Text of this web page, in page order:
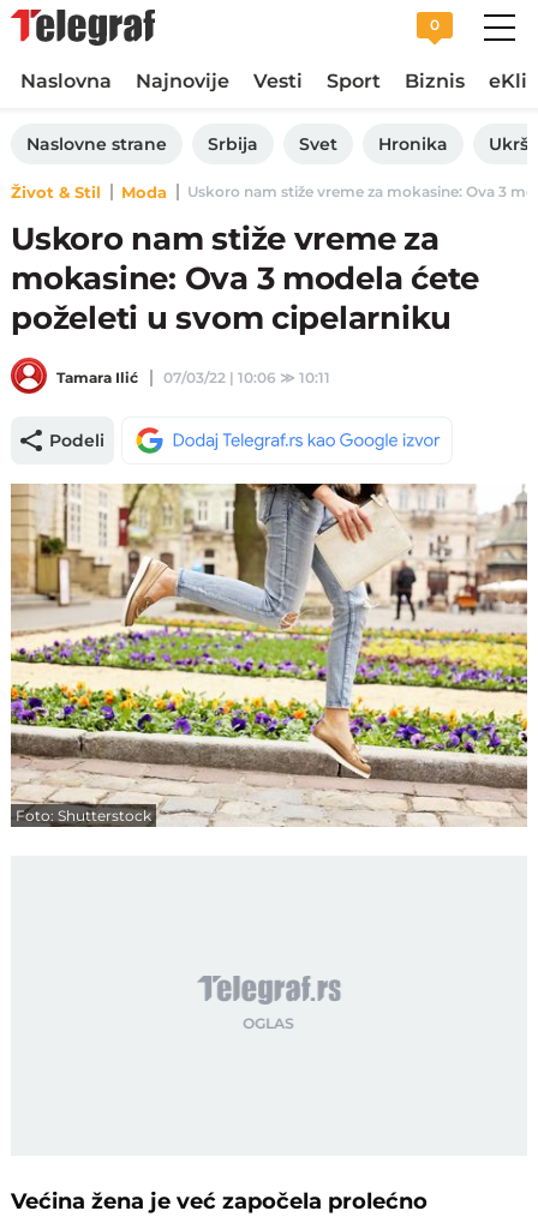
0
Naslovna Najnovije Vesti Sport Biznis
Naslovne strane Srbija Svet Hronika
Život & Stil Moda Uskoro nam stiže vreme za mokasine: Ova 3
Uskoro nam stiže vreme za
mokasine: Ova 3 modela ćete
poželeti u svom cipelarniku
Tamara Ilić 07/03/22 | 10:06 ≫10:11
Podeli
Foto: Shutterstock
Većina žena je već započela prolećno